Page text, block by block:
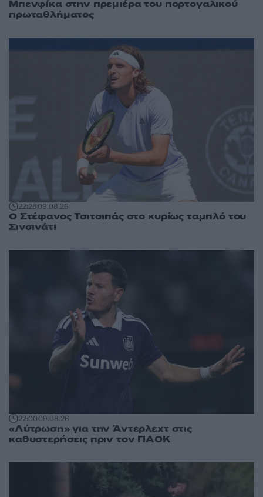
Μπενφίκα στην πρεμιέρα του πορτογαλικού
πρωταθλήματος
22:2809.08.26
Ο Στέφανος Τσιτσιπάς στο κυρίως ταμπλό του
Σινσινάτι
22:0009.08.26
«Λύτρωση» για την Άντερλεχτ στις
καθυστερήσεις πριν τον ΠΑΟΚ